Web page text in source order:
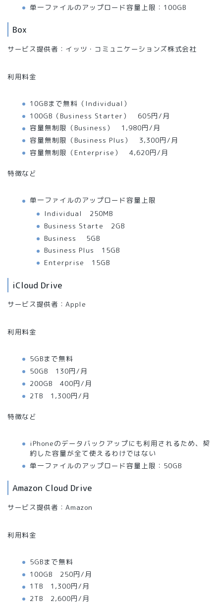
単一ファイルのアップロード容量上限：100GB
Box
サービス提供者：イッツ・コミュニケーションズ株式会社
利用料金
10GBまで無料（Individual）
100GB（Business Starter） 605円/月
容量無制限（Business） 1,980円/月
容量無制限（Business Plus） 3,300円/月
容量無制限（Enterprise） 4,620円/月
特徴など
単一ファイルのアップロード容量上限
Individual 250MB
Business Starte 2GB
Business 5GB
Business Plus 15GB
Enterprise 15GB
iCloud Drive
サービス提供者：Apple
利用料金
5GBまで無料
50GB 130円/月
200GB 400円/月
2TB 1,300円/月
特徴など
iPhoneのデータバックアップにも利用されるため、契
約した容量が全て使えるわけではない
単一ファイルのアップロード容量上限：50GB
Amazon Cloud Drive
サービス提供者：Amazon
利用料金
5GBまで無料
100GB 250円/月
1TB 1,300円/月
2TB 2,600円/月